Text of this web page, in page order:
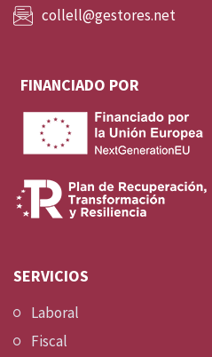
collell@gestores.net
FINANCIADO POR
SERVICIOS
Laboral
Fiscal